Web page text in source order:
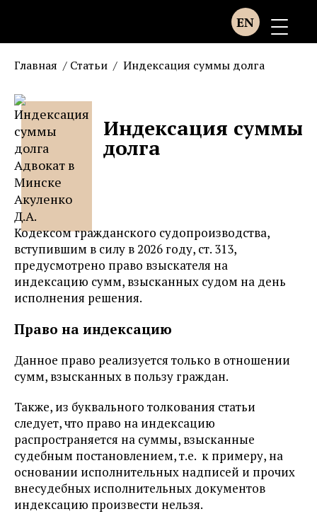
EN
Главная / Статьи / Индексация суммы долга
Индексация суммы
долга
Кодексом гражданского судопроизводства,
вступившим в силу в 2026 году, ст. 313,
предусмотрено право взыскателя на
индексацию сумм, взысканных судом на день
исполнения решения.
Право на индексацию
Данное право реализуется только в отношении
сумм, взысканных в пользу граждан.
Также, из буквального толкования статьи
следует, что право на индексацию
распространяется на суммы, взысканные
судебным постановлением, т.е. к примеру, на
основании исполнительных надписей и прочих
внесудебных исполнительных документов
индексацию произвести нельзя.